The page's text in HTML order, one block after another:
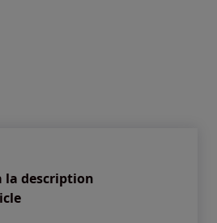
la description